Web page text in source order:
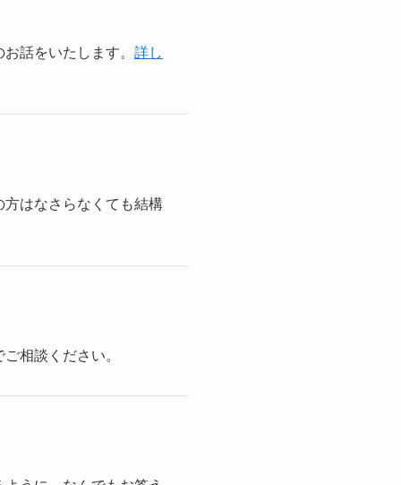
話をいたします。 詳し
はなさらなくても結構
相談ください。